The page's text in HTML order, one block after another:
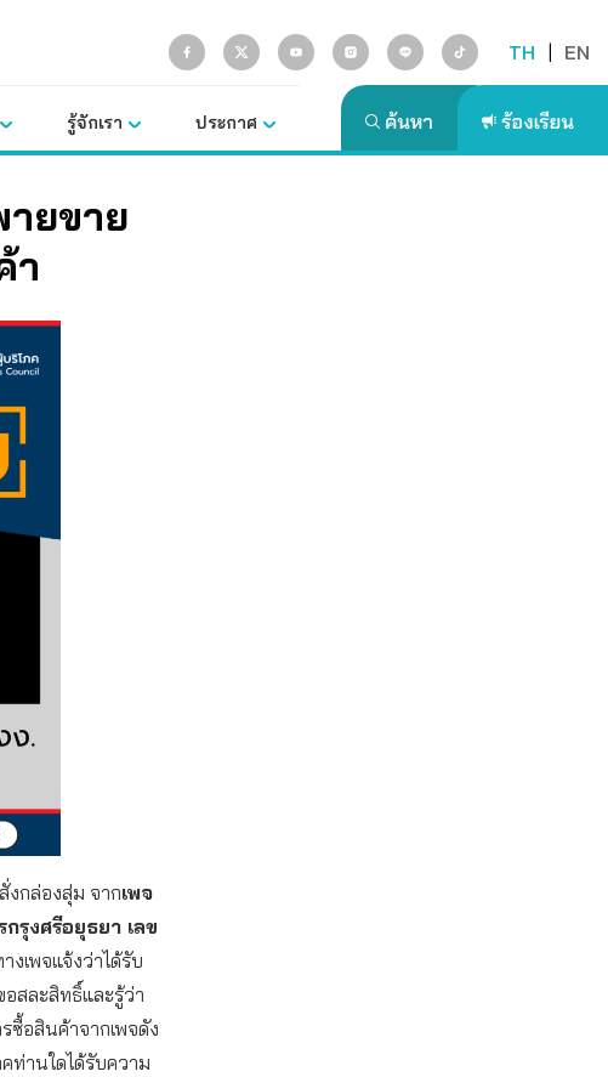
TH | EN
รู้จักเรา ประกาศ
ายขาย
า
งกล่องสุ่ม จากเพจ
รุงศรีอยุธยา เลข
เพจแจ้งว่าได้รับ
สละสิทธิ์และรู้ว่า
ซื้อสินค้าจากเพจดัง
ท่านใดได้รับความ